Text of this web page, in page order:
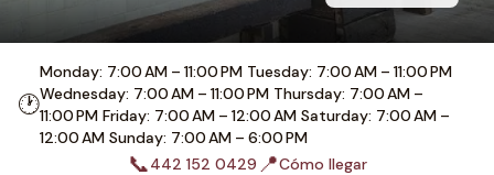
🕐
Monday: 7:00 AM – 11:00 PM Tuesday: 7:00 AM – 11:00 PM
Wednesday: 7:00 AM – 11:00 PM Thursday: 7:00 AM –
11:00 PM Friday: 7:00 AM – 12:00 AM Saturday: 7:00 AM –
12:00 AM Sunday: 7:00 AM – 6:00 PM
📞442 152 0429 📍Cómo llegar